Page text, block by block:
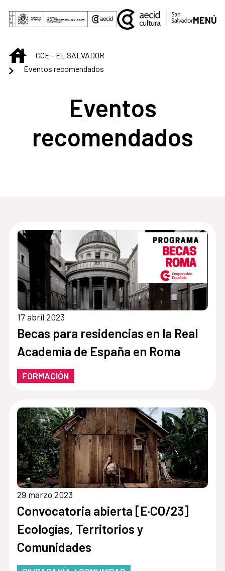
Saltar al contenido principal
MENÚ
INICIOCCE - EL SALVADOR
Eventos recomendados
Eventos
recomendados
17 abril 2023
Becas para residencias en la Real
Academia de España en Roma
FORMACIÓN
29 marzo 2023
Convocatoria abierta [E·CO/23]
Ecologías, Territorios y
Comunidades